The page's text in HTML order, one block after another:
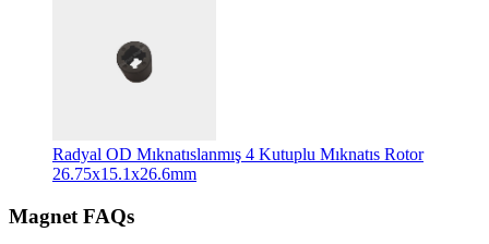
Radyal OD Mıknatıslanmış 4 Kutuplu Mıknatıs Rotor
26.75x15.1x26.6mm
Magnet FAQs